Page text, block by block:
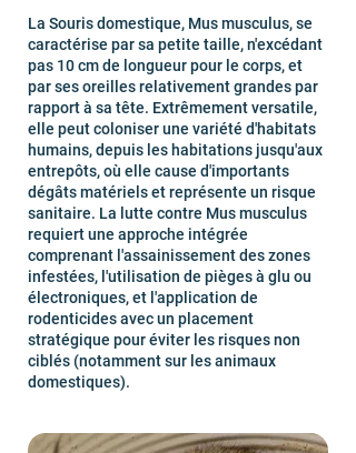
La Souris domestique, Mus musculus, se
caractérise par sa petite taille, n'excédant
pas 10 cm de longueur pour le corps, et
par ses oreilles relativement grandes par
rapport à sa tête. Extrêmement versatile,
elle peut coloniser une variété d'habitats
humains, depuis les habitations jusqu'aux
entrepôts, où elle cause d'importants
dégâts matériels et représente un risque
sanitaire. La lutte contre Mus musculus
requiert une approche intégrée
comprenant l'assainissement des zones
infestées, l'utilisation de pièges à glu ou
électroniques, et l'application de
rodenticides avec un placement
stratégique pour éviter les risques non
ciblés (notamment sur les animaux
domestiques).